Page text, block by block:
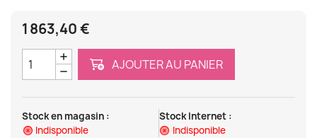
1 863,40 €
AJOUTER AU PANIER
Stock en magasin :
Indisponible
Stock Internet :
Indisponible